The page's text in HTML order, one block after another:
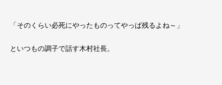
「そのくらい必死にやったものってやっぱ残るよね～」
といつもの調子で話す木村社長。